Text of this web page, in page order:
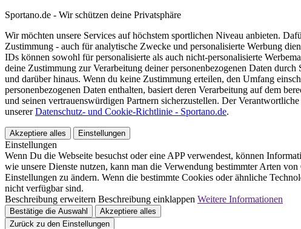
Sportano.de - Wir schützen deine Privatsphäre
Wir möchten unsere Services auf höchstem sportlichen Niveau anbieten.
Zustimmung - auch für analytische Zwecke und personalisierte Werbung
IDs können sowohl für personalisierte als auch nicht-personalisierte
deine Zustimmung zur Verarbeitung deiner personenbezogenen Daten
und darüber hinaus. Wenn du keine Zustimmung erteilen, den Umfang
personenbezogenen Daten enthalten, basiert deren Verarbeitung auf dem
und seinen vertrauenswürdigen Partnern sicherzustellen. Der
unsererDatenschutz- und Cookie-Richtlinie - Sportano.de.
Akzeptiere alles Einstellungen
Einstellungen
Wenn Du die Webseite besuchst oder eine APP verwendest, können
wie unsere Dienste nutzen, kann man die Verwendung bestimmter Arten
Einstellungen zu ändern. Wenn die bestimmte Cookies oder ähnliche
nicht verfügbar sind.
Beschreibung erweitern Beschreibung einklappen Weitere Informationen
Bestätige die Auswahl
Akzeptiere alles
Zurück zu den Einstellungen